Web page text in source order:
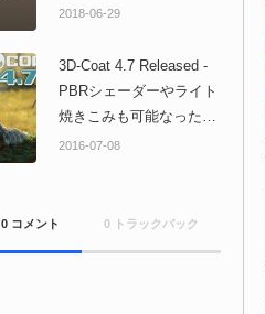
表！
2018-06-29
3D-Coat 4.7 Released -
PBRシェーダーやライト
焼きこみも可能なった3D
スカルプト＆ペイントソ
2016-07-08
0 コメント 0 トラックバック